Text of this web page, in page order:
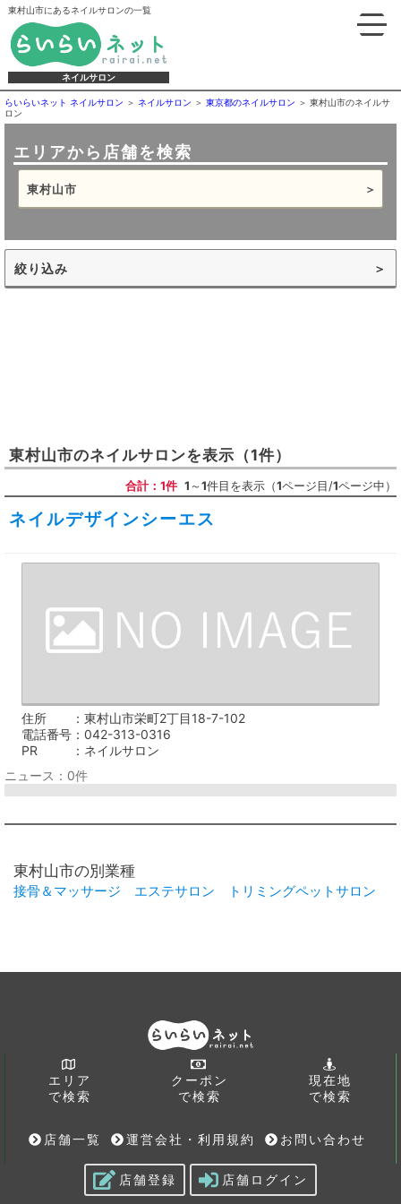
東村山市にあるネイルサロンの一覧
ネイルサロン
らいらいネット ネイルサロン ネイルサロン 東京都のネイルサロン
東村山市のネイルサ
ロン
エリアから店舗を検索
東村山市
絞り込み
東村山市のネイルサロンを表示 （1件）
合計：1件 1～1件目を表示（1ページ目/1ページ中）
ネイルデザインシーエス
住所
東村山市栄町2丁目18-7-102
電話番号
042-313-0316
PR
ネイルサロン
ニュース：0件
東村山市の別業種
接骨＆マッサージ エステサロン トリミングペットサロン
エリア
で検索
クーポン
で検索
現在地
で検索
店舗一覧 運営会社・利用規約 お問い合わせ
店舗登録 店舗ログイン